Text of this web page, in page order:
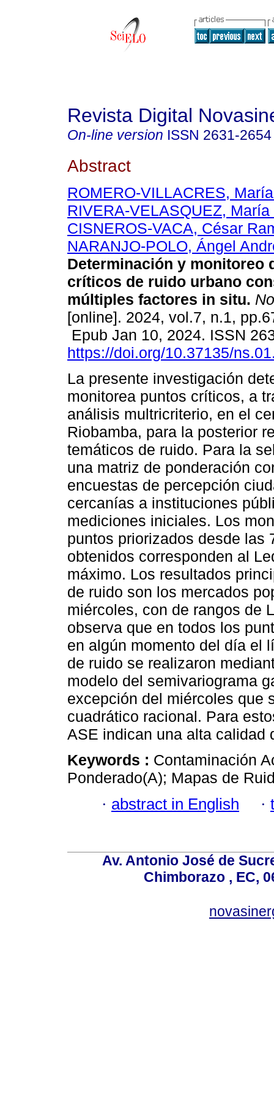
Revista Digital
On-line version ISSN 2631-2654
Abstract
ROMERO-VILLACRES,
RIVERA-VELASQUEZ,
CISNEROS-VACA, César
NARANJO-POLO, Ángel
Determinación y monitoreo
críticos de ruido urbano
múltiples factores in situ.
[online]. 2024, vol.7, n.1,
Epub Jan 10, 2024. ISSN
https://doi.org/10.37135/
La presente investigación
monitorea puntos críticos, a
análisis multricriterio, en el
Riobamba, para la posterior
temáticos de ruido. Para la
una matriz de ponderación
encuestas de percepción
cercanías a instituciones
mediciones iniciales. Los
puntos priorizados desde las
obtenidos corresponden al
máximo. Los resultados
de ruido son los mercados
miércoles, con de rangos de
observa que en todos los
en algún momento del día el
de ruido se realizaron
modelo del semivariograma
excepción del miércoles que
cuadrático racional. Para
ASE indican una alta calidad
Keywords : Contaminación
Ponderado(A); Mapas de
· abstract in English ·
Av. Antonio José de
Chimborazo , EC,